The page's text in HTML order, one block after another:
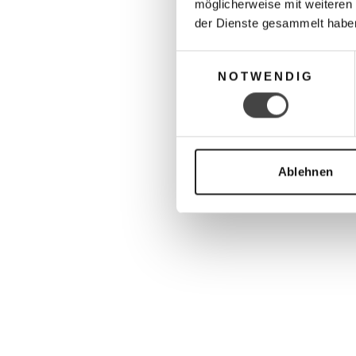
möglicherweise mit
der Dienste gesammelt
NOTWENDIG
Ablehnen